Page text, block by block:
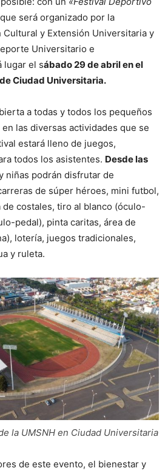
será organizado por la
y Extensión Universitaria y
Universitario e
lugar el sábado 29 de abril en el
Ciudad Universitaria.
a todas y todos los pequeños
las diversas actividades que se
estará lleno de juegos,
todos los asistentes. Desde las
niñas podrán disfrutar de
de súper héroes, mini futbol,
costales, tiro al blanco (óculo-
pedal), pinta caritas, área de
lotería, juegos tradicionales,
y ruleta.
la UMSNH en Ciudad Universitaria
de este evento, el bienestar y